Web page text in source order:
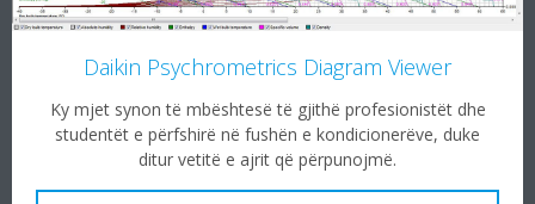
Daikin Psychrometrics Diagram Viewer
Ky mjet synon të mbështesë të gjithë profesionistët dhe
studentët e përfshirë në fushën e kondicionerëve, duke
ditur vetitë e ajrit që përpunojmë.